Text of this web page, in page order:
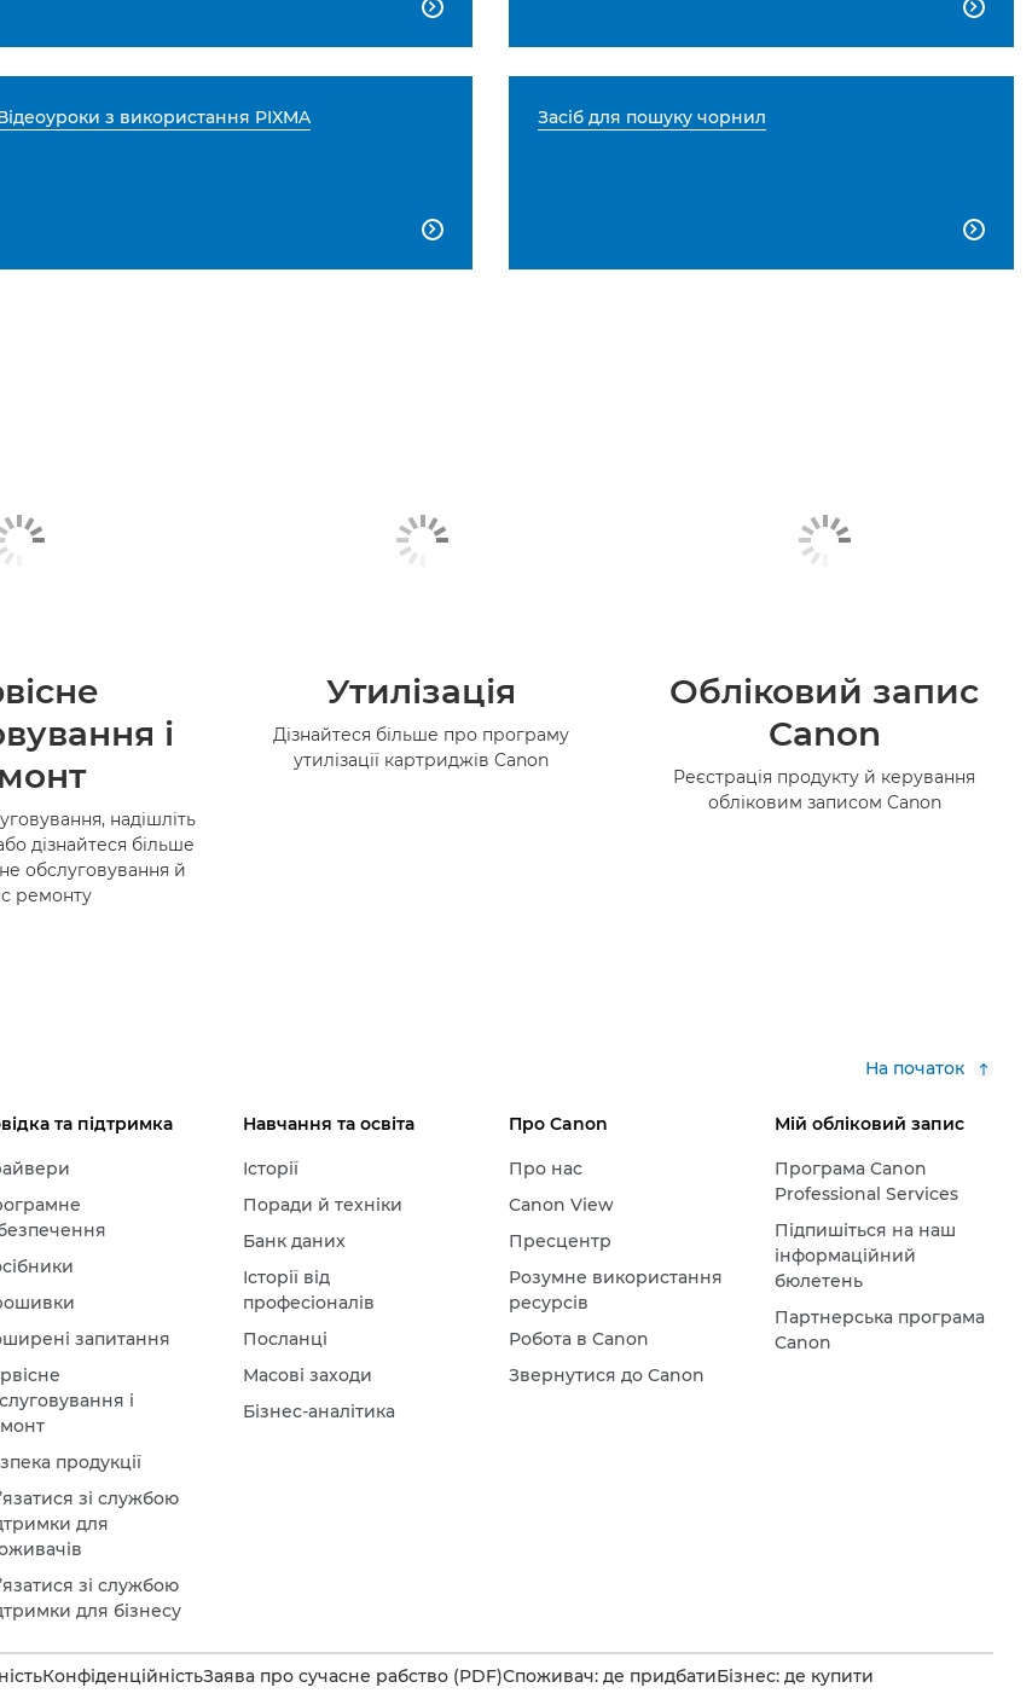
 
з використання PIXMA

Засіб для пошуку чорнил

і
надішліть
дізнайтеся більше
обслуговування й
ремонту
Утилізація
Дізнайтеся більше про програму
утилізації картриджів Canon
Обліковий запис
Canon
Реєстрація продукту й керування
обліковим записом Canon
На початок
та підтримка
запитання
і
продукції
зі службою
для
зі службою
для бізнесу
Навчання та освіта
Історії
Поради й техніки
Банк даних
Історії від
професіоналів
Посланці
Масові заходи
Бізнес-аналітика
Про Canon
Про нас
Canon View
Пресцентр
Розумне використання
ресурсів
Робота в Canon
Звернутися до Canon
Мій обліковий запис
Програма Canon
Professional Services
Підпишіться на наш
інформаційний
бюлетень
Партнерська програма
Canon
КонфіденційністьЗаява про сучасне рабство (PDF)Споживач: де придбатиБізнес: де купити